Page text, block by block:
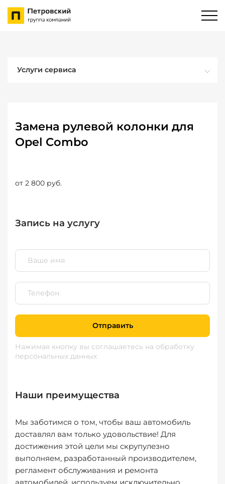
Услуги сервиса
Замена рулевой колонки для
Opel Combo
от 2 800 руб.
Запись на услугу
Отправить
Нажимая кнопку вы соглашаетесь на обработку
персональных данных
Наши преимущества
Мы заботимся о том, чтобы ваш автомобиль
доставлял вам только удовольствие! Для
достижения этой цели мы скрупулезно
выполняем, разработанный производителем,
регламент обслуживания и ремонта